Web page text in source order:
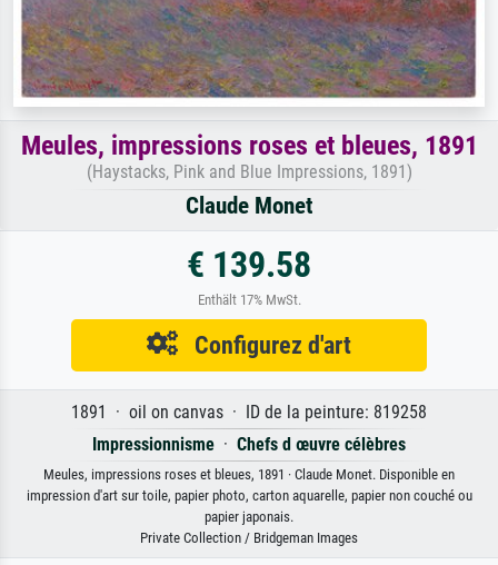
Meules, impressions roses et bleues, 1891
(Haystacks, Pink and Blue Impressions, 1891)
Claude Monet
€ 139.58
Enthält 17% MwSt.
Configurez d'art
1891 · oil on canvas · ID de la peinture: 819258
Impressionnisme · Chefs d œuvre célèbres
Meules, impressions roses et bleues, 1891 · Claude Monet. Disponible en
impression d'art sur toile, papier photo, carton aquarelle, papier non couché ou
papier japonais.
Private Collection / Bridgeman Images